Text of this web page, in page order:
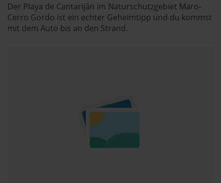
Der Playa de Cantariján im Naturschutzgebiet Maro-
Cerro Gordo ist ein echter Geheimtipp und du kommst
mit dem Auto bis an den Strand.